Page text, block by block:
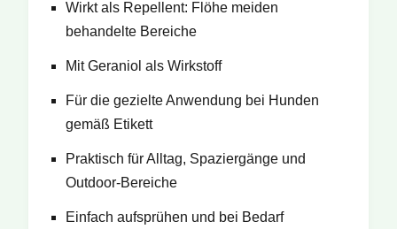
Wirkt als Repellent: Flöhe meiden
behandelte Bereiche
Mit Geraniol als Wirkstoff
Für die gezielte Anwendung bei Hunden
gemäß Etikett
Praktisch für Alltag, Spaziergänge und
Outdoor-Bereiche
Einfach aufsprühen und bei Bedarf